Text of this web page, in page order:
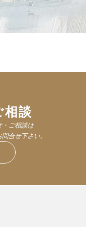
相談
・ご相談は
合せ下さい。